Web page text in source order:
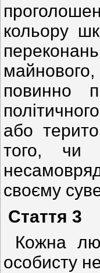
кольору
повинно
або
того, чи
своєму
Стаття 3
Кожна
особисту